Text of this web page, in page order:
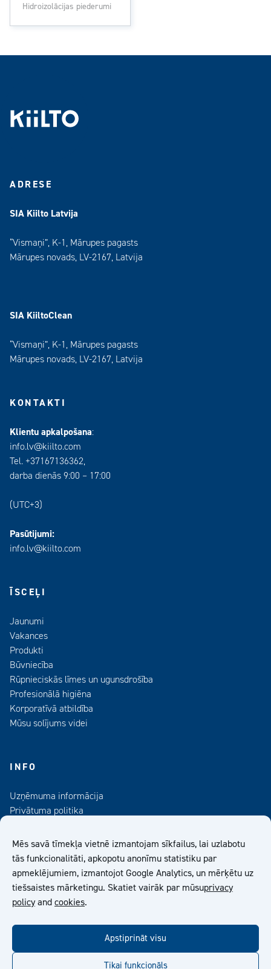
Mēs savā tīmekļa vietnē izmantojam sīkfailus, lai uzlabotu
tās funkcionalitāti, apkopotu anonīmu statistiku par
apmeklējumiem, izmantojot Google Analytics, un mērķētu uz
tiešsaistes mārketingu. Skatiet vairāk par mūsuprivacy
policyand cookies.
Apstiprināt visu
Tikai funkcionāls
Hidroizolācijas piederumi
ADRESE
SIA Kiilto Latvija
“Vismaņi”, K-1, Mārupes pagasts
Mārupes novads, LV-2167, Latvija
SIA KiiltoClean
“Vismaņi”, K-1, Mārupes pagasts
Mārupes novads, LV-2167, Latvija
KONTAKTI
Klientu apkalpošana:
info.lv@kiilto.com
Tel. +37167136362,
darba dienās 9:00 – 17:00
(UTC+3)
Pasūtijumi:
info.lv@kiilto.com
ĪSCEĻI
Jaunumi
Vakances
Produkti
Būvniecība
Rūpnieciskās līmes un ugunsdrošība
Profesionālā higiēna
Korporatīvā atbildība
Mūsu solījums videi
INFO
Uzņēmuma informācija
Privātuma politika
Medijiem
Abonējiet mūsu informatīvo izdevumu
Kiilto Latvija SIA Vispārīgie Pārdošanas Nosacījumi